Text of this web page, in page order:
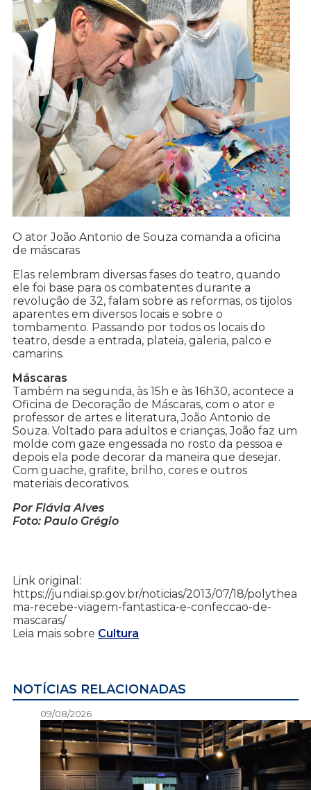
O ator João Antonio de Souza comanda a oficina
de máscaras
Elas relembram diversas fases do teatro, quando
ele foi base para os combatentes durante a
revolução de 32, falam sobre as reformas, os tijolos
aparentes em diversos locais e sobre o
tombamento. Passando por todos os locais do
teatro, desde a entrada, plateia, galeria, palco e
camarins.
Máscaras
Também na segunda, às 15h e às 16h30, acontece a
Oficina de Decoração de Máscaras, com o ator e
professor de artes e literatura, João Antonio de
Souza. Voltado para adultos e crianças, João faz um
molde com gaze engessada no rosto da pessoa e
depois ela pode decorar da maneira que desejar.
Com guache, grafite, brilho, cores e outros
materiais decorativos.
Por Flávia Alves
Foto: Paulo Grégio
Link original:
https://jundiai.sp.gov.br/noticias/2013/07/18/polythea
ma-recebe-viagem-fantastica-e-confeccao-de-
mascaras/
Leia mais sobre Cultura
NOTÍCIAS RELACIONADAS
09/08/2026